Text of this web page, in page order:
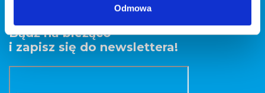
Odmowa
Bądź na bieżąco
i zapisz się do newslettera!